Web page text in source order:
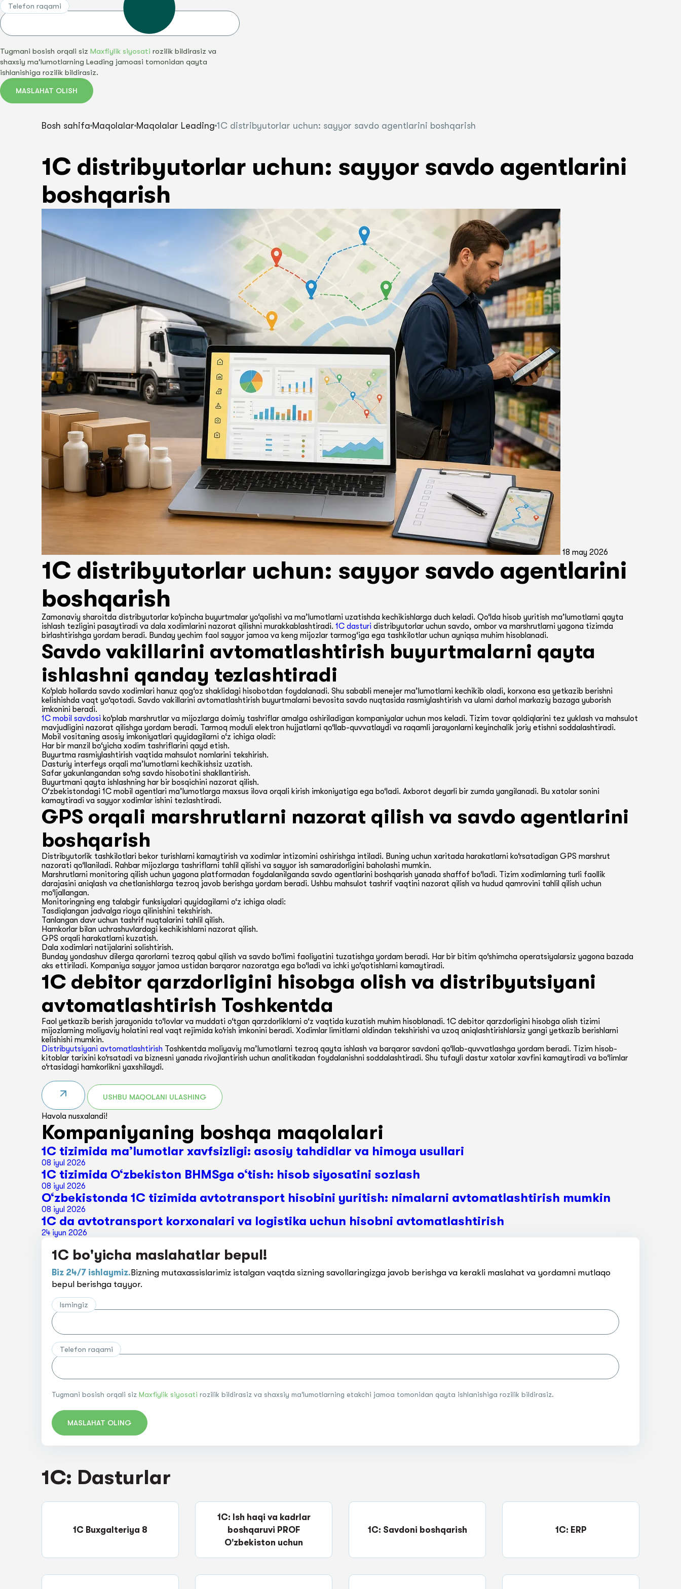
NARXLAR RO'YXATINI YUKLAB OLING BARCHA MAHSULOTLAR
NARXLAR RO'YXATINI YUKLAB OLING BARCHA XIZMATLAR
Telefon raqami
Tugmani bosish orqali siz Maxfiylik siyosati rozilik bildirasiz va
shaxsiy ma'lumotlarning Leading jamoasi tomonidan qayta
ishlanishiga rozilik bildirasiz.
MASLAHAT OLISH
Bosh sahifa Maqolalar Maqolalar Leading 1C distribyutorlar uchun: sayyor savdo agentlarini boshqarish
1C distribyutorlar uchun: sayyor savdo agentlarini
boshqarish
18 may 2026
1C distribyutorlar uchun: sayyor savdo agentlarini
boshqarish
Zamonaviy sharoitda distribyutorlar ko‘pincha buyurtmalar yo‘qolishi va ma’lumotlarni uzatishda kechikishlarga duch keladi. Qo‘lda hisob yuritish ma’lumotlarni qayta
ishlash tezligini pasaytiradi va dala xodimlarini nazorat qilishni murakkablashtiradi. 1C dasturi distribyutorlar uchun savdo, ombor va marshrutlarni yagona tizimda
birlashtirishga yordam beradi. Bunday yechim faol sayyor jamoa va keng mijozlar tarmog‘iga ega tashkilotlar uchun ayniqsa muhim hisoblanadi.
Savdo vakillarini avtomatlashtirish buyurtmalarni qayta
ishlashni qanday tezlashtiradi
Ko‘plab hollarda savdo xodimlari hanuz qog‘oz shaklidagi hisobotdan foydalanadi. Shu sababli menejer ma’lumotlarni kechikib oladi, korxona esa yetkazib berishni
kelishishda vaqt yo‘qotadi. Savdo vakillarini avtomatlashtirish buyurtmalarni bevosita savdo nuqtasida rasmiylashtirish va ularni darhol markaziy bazaga yuborish
imkonini beradi.
1C mobil savdosi ko‘plab marshrutlar va mijozlarga doimiy tashriflar amalga oshiriladigan kompaniyalar uchun mos keladi. Tizim tovar qoldiqlarini tez yuklash va mahsulot
mavjudligini nazorat qilishga yordam beradi. Tarmoq moduli elektron hujjatlarni qo‘llab-quvvatlaydi va raqamli jarayonlarni keyinchalik joriy etishni soddalashtiradi.
Mobil vositaning asosiy imkoniyatlari quyidagilarni o‘z ichiga oladi:
Har bir manzil bo‘yicha xodim tashriflarini qayd etish.
Buyurtma rasmiylashtirish vaqtida mahsulot nomlarini tekshirish.
Dasturiy interfeys orqali ma’lumotlarni kechikishsiz uzatish.
Safar yakunlangandan so‘ng savdo hisobotini shakllantirish.
Buyurtmani qayta ishlashning har bir bosqichini nazorat qilish.
O‘zbekistondagi 1C mobil agentlari ma’lumotlarga maxsus ilova orqali kirish imkoniyatiga ega bo‘ladi. Axborot deyarli bir zumda yangilanadi. Bu xatolar sonini
kamaytiradi va sayyor xodimlar ishini tezlashtiradi.
GPS orqali marshrutlarni nazorat qilish va savdo agentlarini
boshqarish
Distribyutorlik tashkilotlari bekor turishlarni kamaytirish va xodimlar intizomini oshirishga intiladi. Buning uchun xaritada harakatlarni ko‘rsatadigan GPS marshrut
nazorati qo‘llaniladi. Rahbar mijozlarga tashriflarni tahlil qilishi va sayyor ish samaradorligini baholashi mumkin.
Marshrutlarni monitoring qilish uchun yagona platformadan foydalanilganda savdo agentlarini boshqarish yanada shaffof bo‘ladi. Tizim xodimlarning turli faollik
darajasini aniqlash va chetlanishlarga tezroq javob berishga yordam beradi. Ushbu mahsulot tashrif vaqtini nazorat qilish va hudud qamrovini tahlil qilish uchun
mo‘ljallangan.
Monitoringning eng talabgir funksiyalari quyidagilarni o‘z ichiga oladi:
Tasdiqlangan jadvalga rioya qilinishini tekshirish.
Tanlangan davr uchun tashrif nuqtalarini tahlil qilish.
Hamkorlar bilan uchrashuvlardagi kechikishlarni nazorat qilish.
GPS orqali harakatlarni kuzatish.
Dala xodimlari natijalarini solishtirish.
Bunday yondashuv dilerga qarorlarni tezroq qabul qilish va savdo bo‘limi faoliyatini tuzatishga yordam beradi. Har bir bitim qo‘shimcha operatsiyalarsiz yagona bazada
aks ettiriladi. Kompaniya sayyor jamoa ustidan barqaror nazoratga ega bo‘ladi va ichki yo‘qotishlarni kamaytiradi.
1C debitor qarzdorligini hisobga olish va distribyutsiyani
avtomatlashtirish Toshkentda
Faol yetkazib berish jarayonida to‘lovlar va muddati o‘tgan qarzdorliklarni o‘z vaqtida kuzatish muhim hisoblanadi. 1C debitor qarzdorligini hisobga olish tizimi
mijozlarning moliyaviy holatini real vaqt rejimida ko‘rish imkonini beradi. Xodimlar limitlarni oldindan tekshirishi va uzoq aniqlashtirishlarsiz yangi yetkazib berishlarni
kelishishi mumkin.
Distribyutsiyani avtomatlashtirish Toshkentda moliyaviy ma’lumotlarni tezroq qayta ishlash va barqaror savdoni qo‘llab-quvvatlashga yordam beradi. Tizim hisob-
kitoblar tarixini ko‘rsatadi va biznesni yanada rivojlantirish uchun analitikadan foydalanishni soddalashtiradi. Shu tufayli dastur xatolar xavfini kamaytiradi va bo‘limlar
o‘rtasidagi hamkorlikni yaxshilaydi.
USHBU MAQOLANI ULASHING
Havola nusxalandi!
Kompaniyaning boshqa maqolalari
1C tizimida ma’lumotlar xavfsizligi: asosiy tahdidlar va himoya usullari
08 iyul 2026
1C tizimida O‘zbekiston BHMSga o‘tish: hisob siyosatini sozlash
08 iyul 2026
O‘zbekistonda 1C tizimida avtotransport hisobini yuritish: nimalarni avtomatlashtirish mumkin
08 iyul 2026
1C da avtotransport korxonalari va logistika uchun hisobni avtomatlashtirish
24 iyun 2026
1C bo'yicha maslahatlar bepul!
Biz 24/7 ishlaymiz.Bizning mutaxassislarimiz istalgan vaqtda sizning savollaringizga javob berishga va kerakli maslahat va yordamni mutlaqo
bepul berishga tayyor.
Ismingiz
Telefon raqami
Tugmani bosish orqali siz Maxfiylik siyosati rozilik bildirasiz va shaxsiy ma'lumotlarning etakchi jamoa tomonidan qayta ishlanishiga rozilik bildirasiz.
MASLAHAT OLING
1C: Dasturlar
1C Buxgalteriya 8
1C: Ish haqi va kadrlar
boshqaruvi PROF
O'zbekiston uchun
1C: Savdoni boshqarish 1C: ERP